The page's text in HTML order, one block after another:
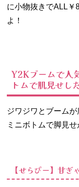
ニボトムで肌見
ぱ】カジュ
アルぎゃる
＆【きゃす
みる】Y2K
ぎゃる
− 【こにゃ
に小物抜きでALL￥
よ！
Y2Kブームで人
トムで肌見せし
ジワジワとブーム
ミニボトムで脚見せ
【せらぴー】甘ぎ